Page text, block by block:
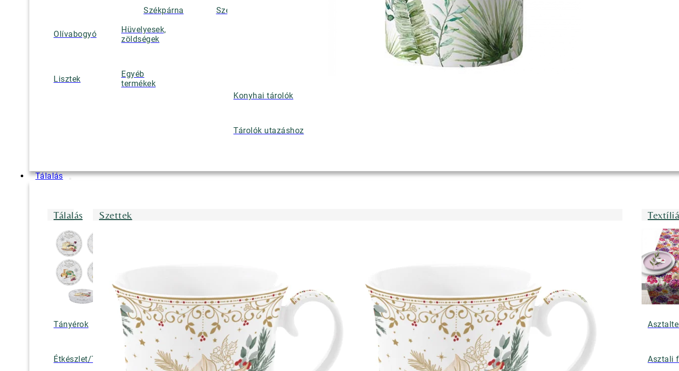
Olívabogyó
Hüvelyesek,
zöldségek
Lisztek
Egyéb
termékek
Székpárna Szettek
Konyhai tárolók
Tárolók utazáshoz
Tálalás
Tálalás
Tányérok Tálak/Tálcák/Tálalóedények
Étkészlet/Tányérkészlet Bögrék
Szettek
Asztali